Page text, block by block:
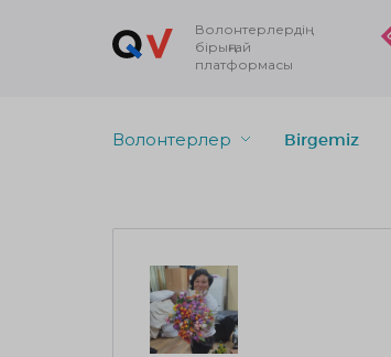
Волонтерлердің
бірыңғай
платформасы
Волонтерлер Birgemiz